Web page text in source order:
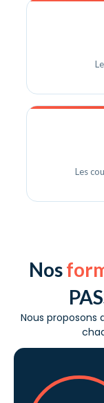
Les
Nos
Nous proposons